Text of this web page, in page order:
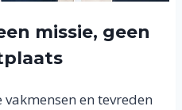
missie, geen
en tevreden